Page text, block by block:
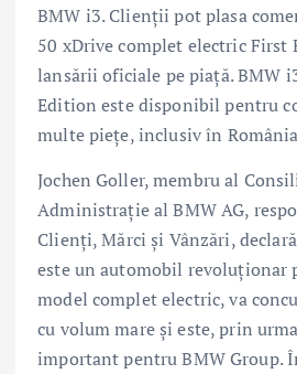
BMW i3. Clienții pot plasa
50 xDrive complet electric
lansării oficiale pe piață. BMW
Edition este disponibil pentru
multe pieţe, inclusiv în
Jochen Goller, membru al
Administrație al BMW AG,
Clienți, Mărci și Vânzări,
este un automobil revoluționar
model complet electric, va
cu volum mare și este, prin
important pentru BMW Group.